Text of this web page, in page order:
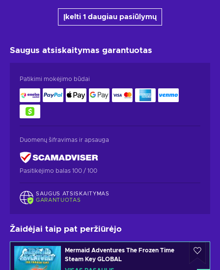
Įkelti 1 daugiau pasiūlymų
Saugus atsiskaitymas garantuotas
Patikimi mokėjimo būdai
Duomenų šifravimas ir apsauga
Pasitikėjimo balas 100 / 100
SAUGUS ATSISKAITYMAS
GARANTUOTAS
Žaidėjai taip pat peržiūrėjo
Mermaid Adventures The Frozen Time
Steam Key GLOBAL